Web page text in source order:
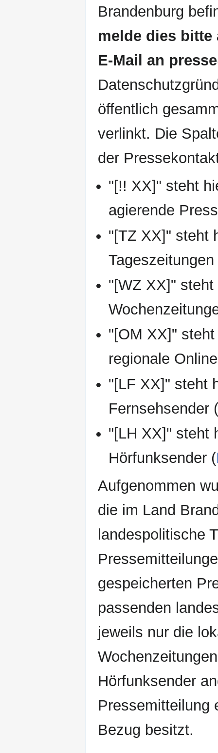
Brandenburg
melde dies
E-Mail an
öffentlich
verlinkt. Die
der
"[!! XX]" steht
agierende
"[TZ XX]" steht
Tageszeitungen
"[WZ XX]"
"[OM XX]"
regionale
"[LF XX]" steht
Fernsehsender
"[LH XX]" steht
Hörfunksender (
Aufgenommen
die im Land
landespolitische
gespeicherten
passenden
jeweils nur die
Hörfunksender
Pressemitteilung
Bezug besitzt.